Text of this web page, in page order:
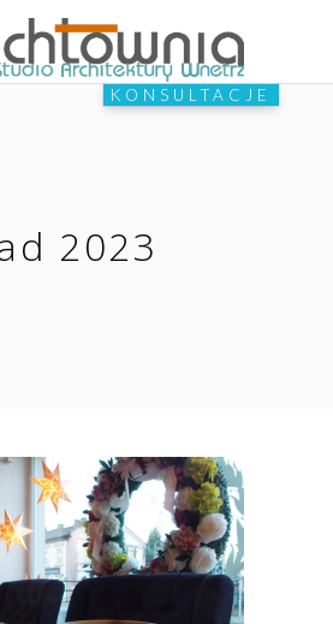
KONSULTACJE
2023